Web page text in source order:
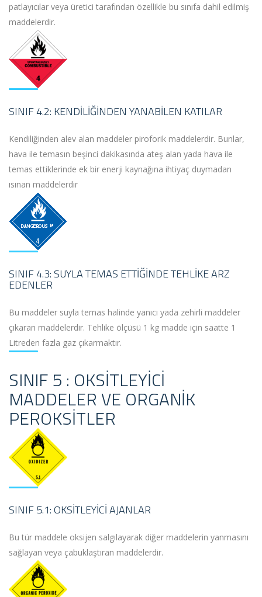
patlayıcılar veya üretici tarafından özellikle bu sınıfa dahil edilmiş
maddelerdir.
SINIF 4.2: KENDILIĞINDEN YANABILEN KATILAR
Kendiliğinden alev alan maddeler piroforik maddelerdir. Bunlar,
hava ile temasın beşinci dakikasında ateş alan yada hava ile
temas ettiklerinde ek bir enerji kaynağına ihtiyaç duymadan
ısınan maddelerdir
SINIF 4.3: SUYLA TEMAS ETTIĞINDE TEHLIKE ARZ
EDENLER
Bu maddeler suyla temas halinde yanıcı yada zehirli maddeler
çıkaran maddelerdir. Tehlike ölçüsü 1 kg madde için saatte 1
Litreden fazla gaz çıkarmaktır.
SINIF 5 : OKSITLEYICI
MADDELER VE ORGANIK
PEROKSITLER
SINIF 5.1: OKSITLEYICI AJANLAR
Bu tür maddele oksijen salgılayarak diğer maddelerin yanmasını
sağlayan veya çabuklaştıran maddelerdir.